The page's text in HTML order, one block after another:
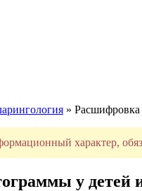
» Расшифровка
характер,
у детей